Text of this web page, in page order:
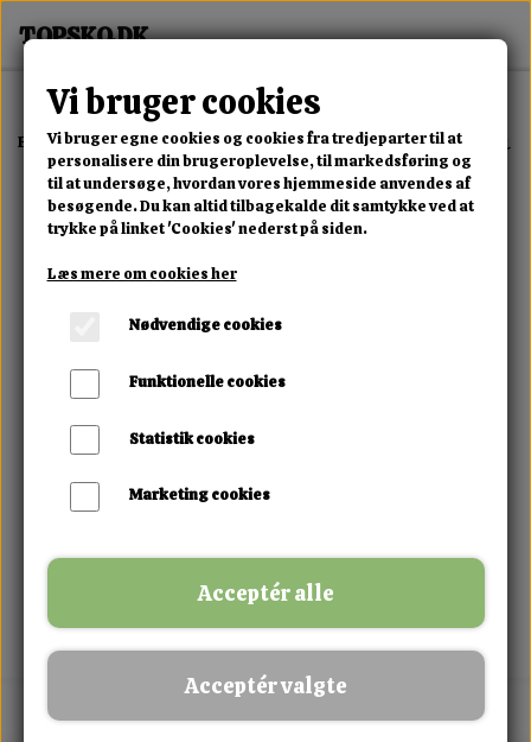
Forside Erotisk Kollektion Dvd Sadistic Rope Extreme Suffering
MIX FRIT · KØB 3 BETAL FOR 2
Vi bruger cookies
Vi bruger egne cookies og cookies fra tredjeparter til at
personalisere din brugeroplevelse, til markedsføring og
til at undersøge, hvordan vores hjemmeside anvendes af
besøgende. Du kan altid tilbagekalde dit samtykke ved at
trykke på linket 'Cookies' nederst på siden.
Læs mere om cookies her
Nødvendige cookies
Funktionelle cookies
Statistik cookies
Marketing cookies
Acceptér alle
Acceptér valgte